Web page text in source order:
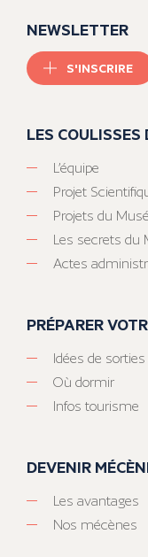
NEWSLETTER
S'INSCRIRE
LES COULISSES
L’équipe
Projet
Projets du
Les secrets du
Actes
PRÉPARER
Idées de
Où dormir
Infos tourisme
DEVENIR
Les avantages
Nos mécènes